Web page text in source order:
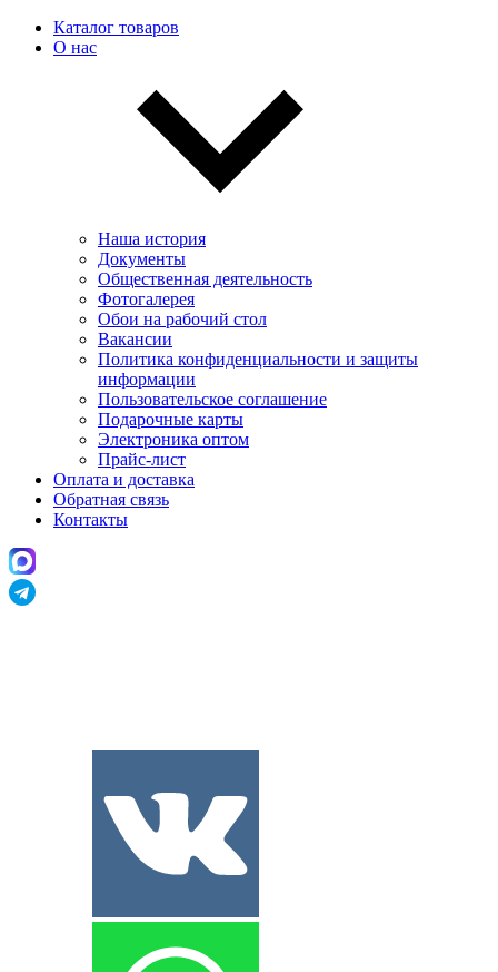
Каталог товаров
О нас
Наша история
Документы
Общественная деятельность
Фотогалерея
Обои на рабочий стол
Вакансии
Политика конфиденциальности и защиты
информации
Пользовательскоe соглашение
Подарочные карты
Электроника оптом
Прайс-лист
Оплата и доставка
Обратная связь
Контакты